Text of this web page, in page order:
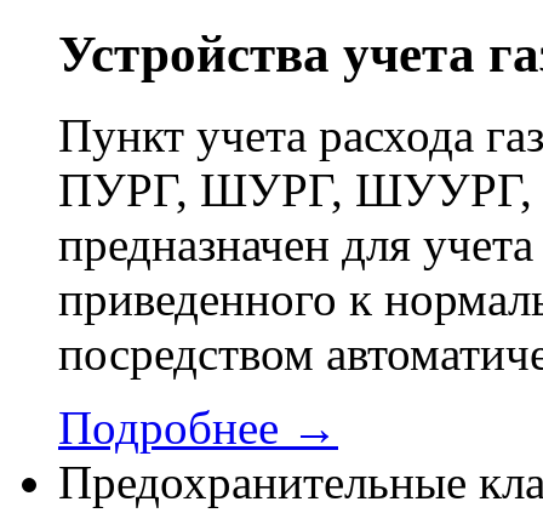
Устройства учета
Пункт учета
ПУРГ, ШУРГ, ШУУРГ,
предназначен для
приведенного к
посредством
Подробнее →
Предохранительные